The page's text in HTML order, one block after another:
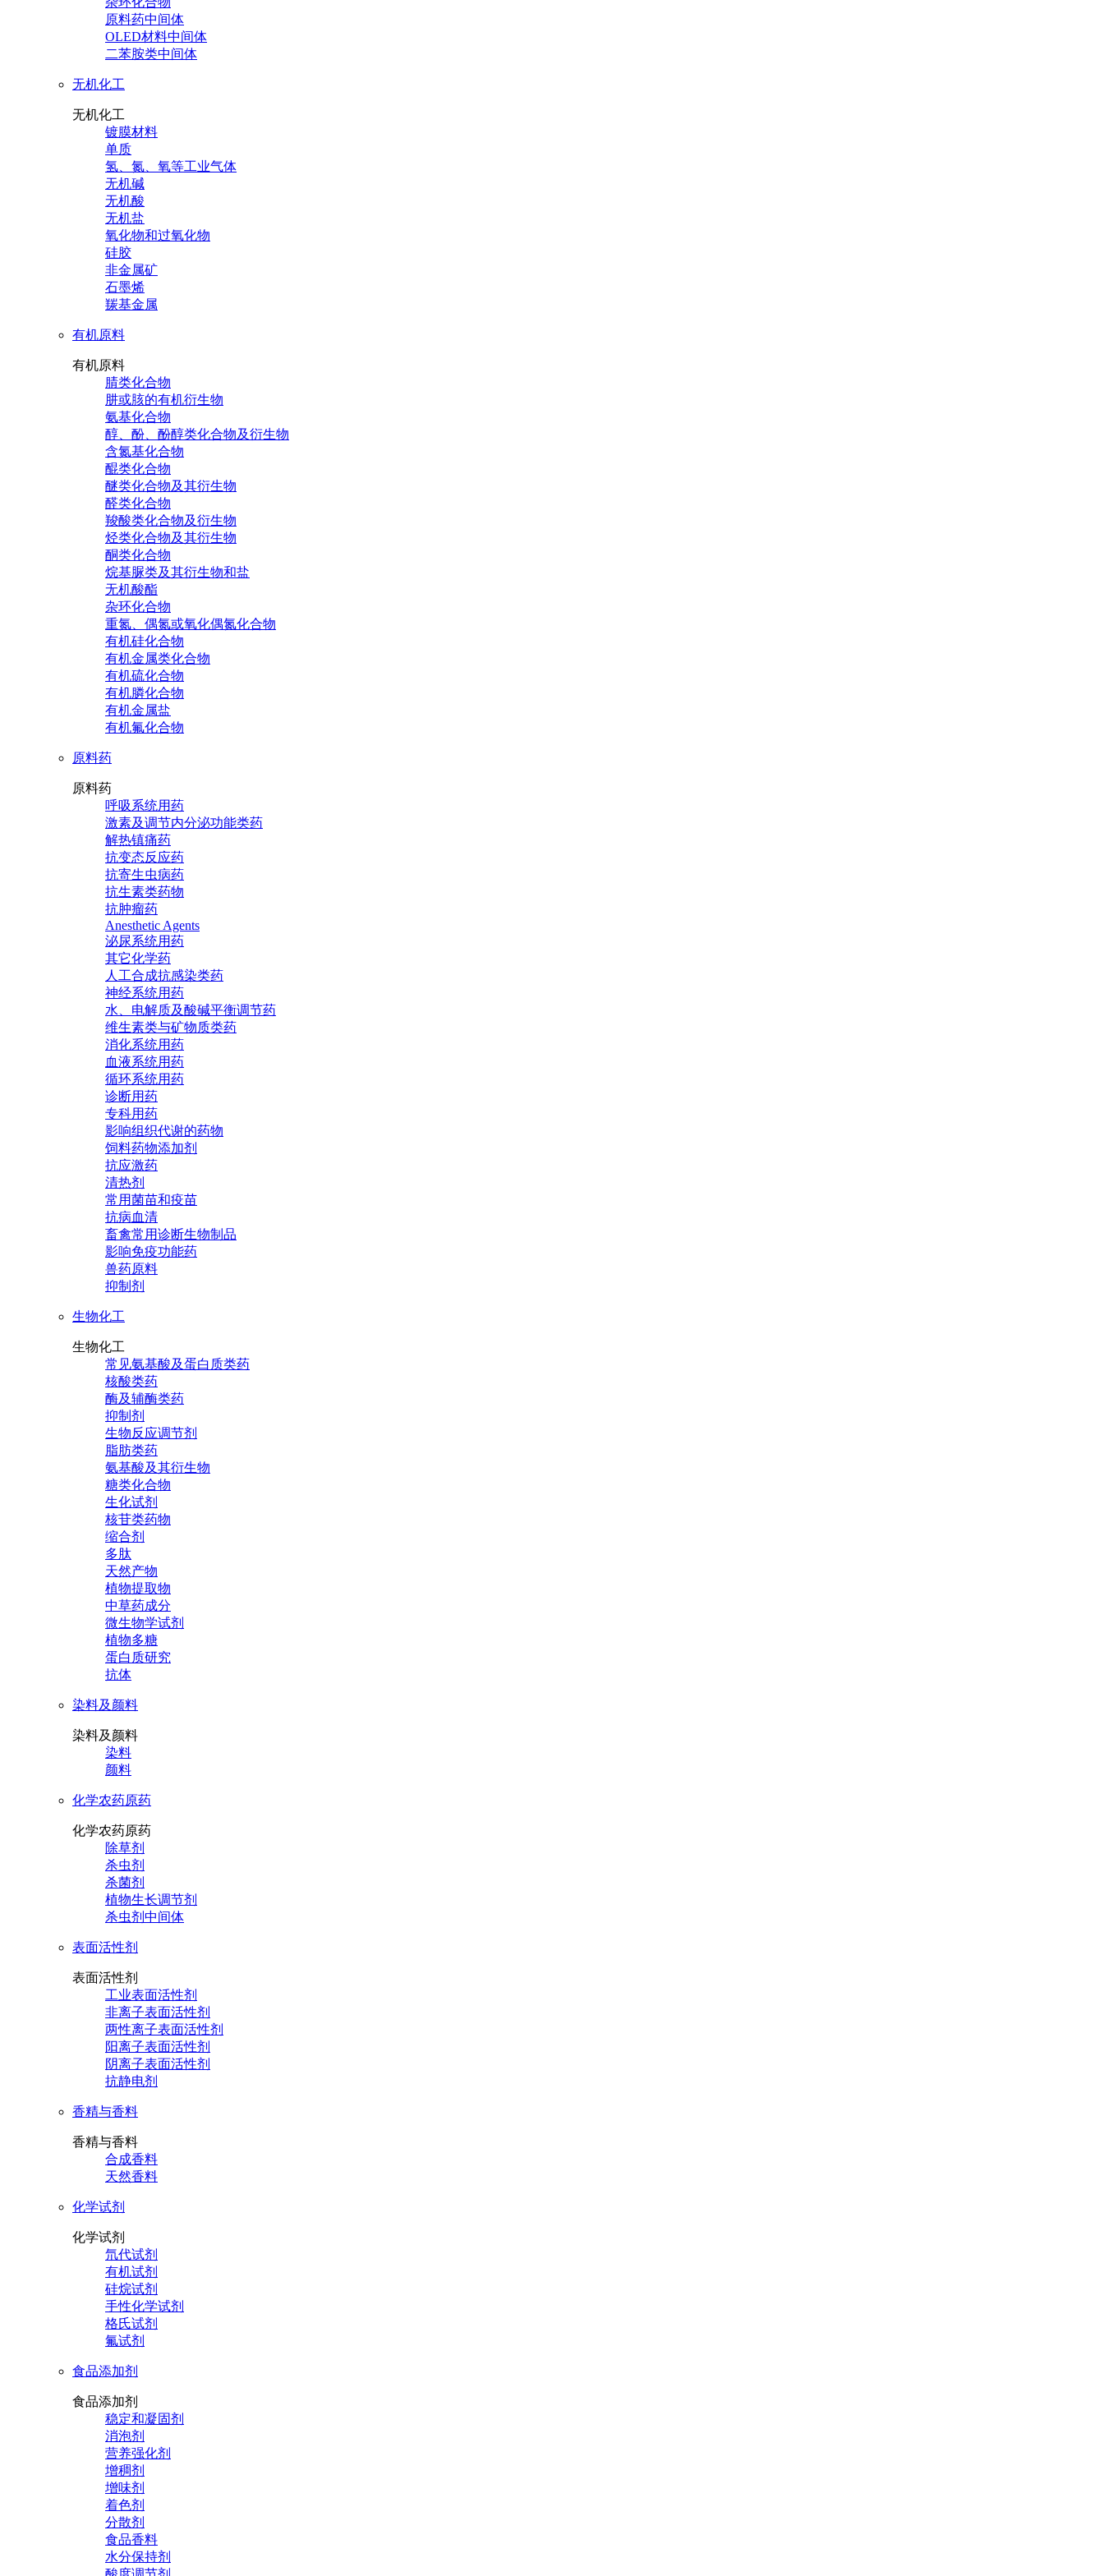
原料药中间体
OLED材料中间体
二苯胺类中间体
无机化工
无机化工
镀膜材料
单质
氢、氮、氧等工业气体
无机碱
无机酸
无机盐
氧化物和过氧化物
硅胶
非金属矿
石墨烯
羰基金属
有机原料
有机原料
腈类化合物
肼或胲的有机衍生物
氨基化合物
醇、酚、酚醇类化合物及衍生物
含氮基化合物
醌类化合物
醚类化合物及其衍生物
醛类化合物
羧酸类化合物及衍生物
烃类化合物及其衍生物
酮类化合物
烷基脲类及其衍生物和盐
无机酸酯
杂环化合物
重氮、偶氮或氧化偶氮化合物
有机硅化合物
有机金属类化合物
有机硫化合物
有机膦化合物
有机金属盐
有机氟化合物
原料药
原料药
呼吸系统用药
激素及调节内分泌功能类药
解热镇痛药
抗变态反应药
抗寄生虫病药
抗生素类药物
抗肿瘤药
Anesthetic Agents
泌尿系统用药
其它化学药
人工合成抗感染类药
神经系统用药
水、电解质及酸碱平衡调节药
维生素类与矿物质类药
消化系统用药
血液系统用药
循环系统用药
诊断用药
专科用药
影响组织代谢的药物
饲料药物添加剂
抗应激药
清热剂
常用菌苗和疫苗
抗病血清
畜禽常用诊断生物制品
影响免疫功能药
兽药原料
抑制剂
生物化工
生物化工
常见氨基酸及蛋白质类药
核酸类药
酶及辅酶类药
抑制剂
生物反应调节剂
脂肪类药
氨基酸及其衍生物
糖类化合物
生化试剂
核苷类药物
缩合剂
多肽
天然产物
植物提取物
中草药成分
微生物学试剂
植物多糖
蛋白质研究
抗体
染料及颜料
染料及颜料
染料
颜料
化学农药原药
化学农药原药
除草剂
杀虫剂
杀菌剂
植物生长调节剂
杀虫剂中间体
表面活性剂
表面活性剂
工业表面活性剂
非离子表面活性剂
两性离子表面活性剂
阳离子表面活性剂
阴离子表面活性剂
抗静电剂
香精与香料
香精与香料
合成香料
天然香料
化学试剂
化学试剂
氘代试剂
有机试剂
硅烷试剂
手性化学试剂
格氏试剂
氟试剂
食品添加剂
食品添加剂
稳定和凝固剂
消泡剂
营养强化剂
增稠剂
增味剂
着色剂
分散剂
食品香料
水分保持剂